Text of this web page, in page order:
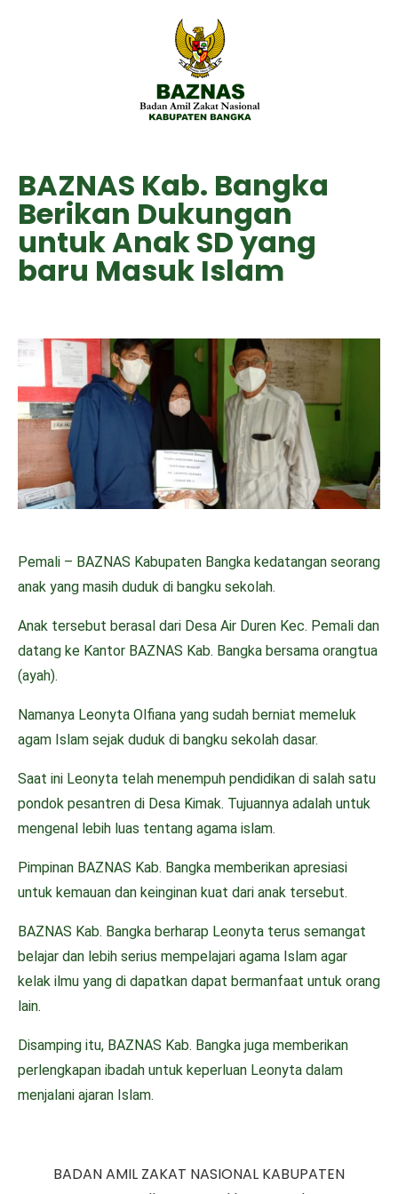
BAZNAS Kab. Bangka
Berikan Dukungan
untuk Anak SD yang
baru Masuk Islam
Pemali – BAZNAS Kabupaten Bangka kedatangan seorang
anak yang masih duduk di bangku sekolah.
Anak tersebut berasal dari Desa Air Duren Kec. Pemali dan
datang ke Kantor BAZNAS Kab. Bangka bersama orangtua
(ayah).
Namanya Leonyta Olfiana yang sudah berniat memeluk
agam Islam sejak duduk di bangku sekolah dasar.
Saat ini Leonyta telah menempuh pendidikan di salah satu
pondok pesantren di Desa Kimak. Tujuannya adalah untuk
mengenal lebih luas tentang agama islam.
Pimpinan BAZNAS Kab. Bangka memberikan apresiasi
untuk kemauan dan keinginan kuat dari anak tersebut.
BAZNAS Kab. Bangka berharap Leonyta terus semangat
belajar dan lebih serius mempelajari agama Islam agar
kelak ilmu yang di dapatkan dapat bermanfaat untuk orang
lain.
Disamping itu, BAZNAS Kab. Bangka juga memberikan
perlengkapan ibadah untuk keperluan Leonyta dalam
menjalani ajaran Islam.
BADAN AMIL ZAKAT NASIONAL KABUPATEN